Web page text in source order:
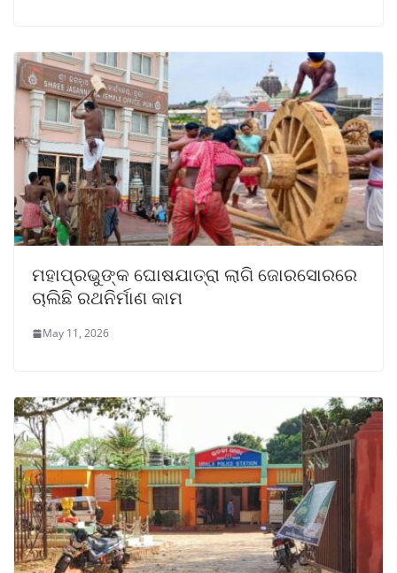
ମହାପ୍ରଭୁଙ୍କ ଘୋଷଯାତ୍ରା ଲାଗି ଜୋରସୋରରେ
ଚାଲିଛି ରଥନିର୍ମାଣ କାମ
May 11, 2026